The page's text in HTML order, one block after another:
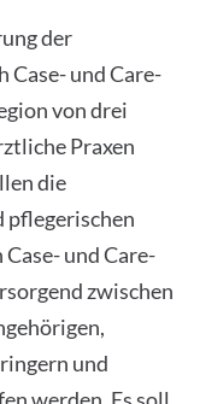
der
Case- und Care-
von drei
Praxen
die
pflegerischen
und Care-
zwischen
und